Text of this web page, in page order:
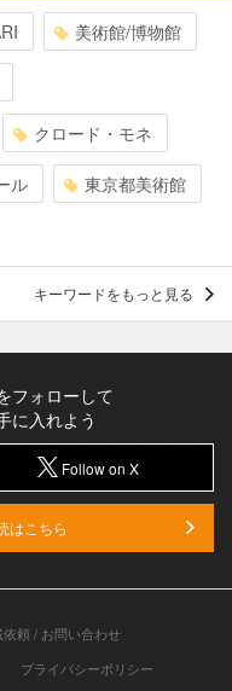
美術館/博物館
クロード・モネ
ル 東京都美術館
キーワードをもっと見る
フォローして
に入れよう
Follow on X
はこちら
依頼 / お問い合わせ
プライバシーポリシー